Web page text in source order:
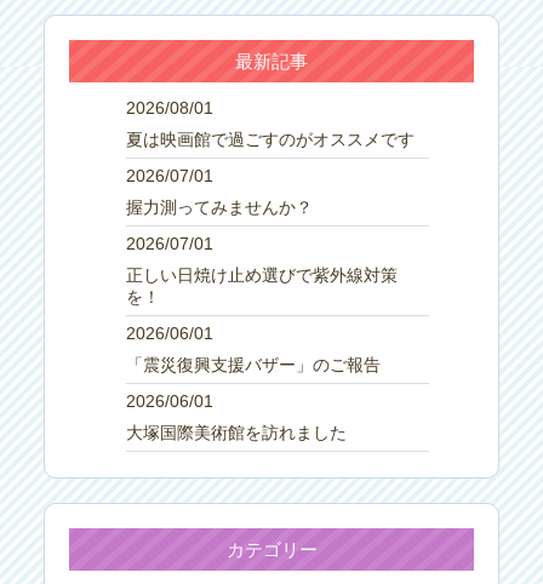
最新記事
2026/08/01
夏は映画館で過ごすのがオススメです
2026/07/01
握力測ってみませんか？
2026/07/01
正しい日焼け止め選びで紫外線対策
を！
2026/06/01
「震災復興支援バザー」のご報告
2026/06/01
大塚国際美術館を訪れました
カテゴリー